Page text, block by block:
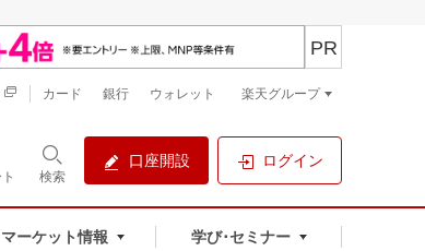
検索
口座開設 ログイン
マーケット情報 学び･セミナー
PR
カード 銀行 ウォレット 楽天グループ